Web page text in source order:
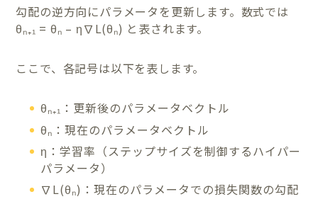
勾配の逆方向にパラメータを更新します。数式では
θₙ₊₁ = θₙ – η∇L(θₙ) と表されます。
ここで、各記号は以下を表します。
θₙ₊₁：更新後のパラメータベクトル
θₙ：現在のパラメータベクトル
η：学習率（ステップサイズを制御するハイパー
パラメータ）
∇L(θₙ)：現在のパラメータでの損失関数の勾配